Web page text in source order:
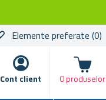
Elemente preferate (0)
Cont client
Coșul
0 produselor